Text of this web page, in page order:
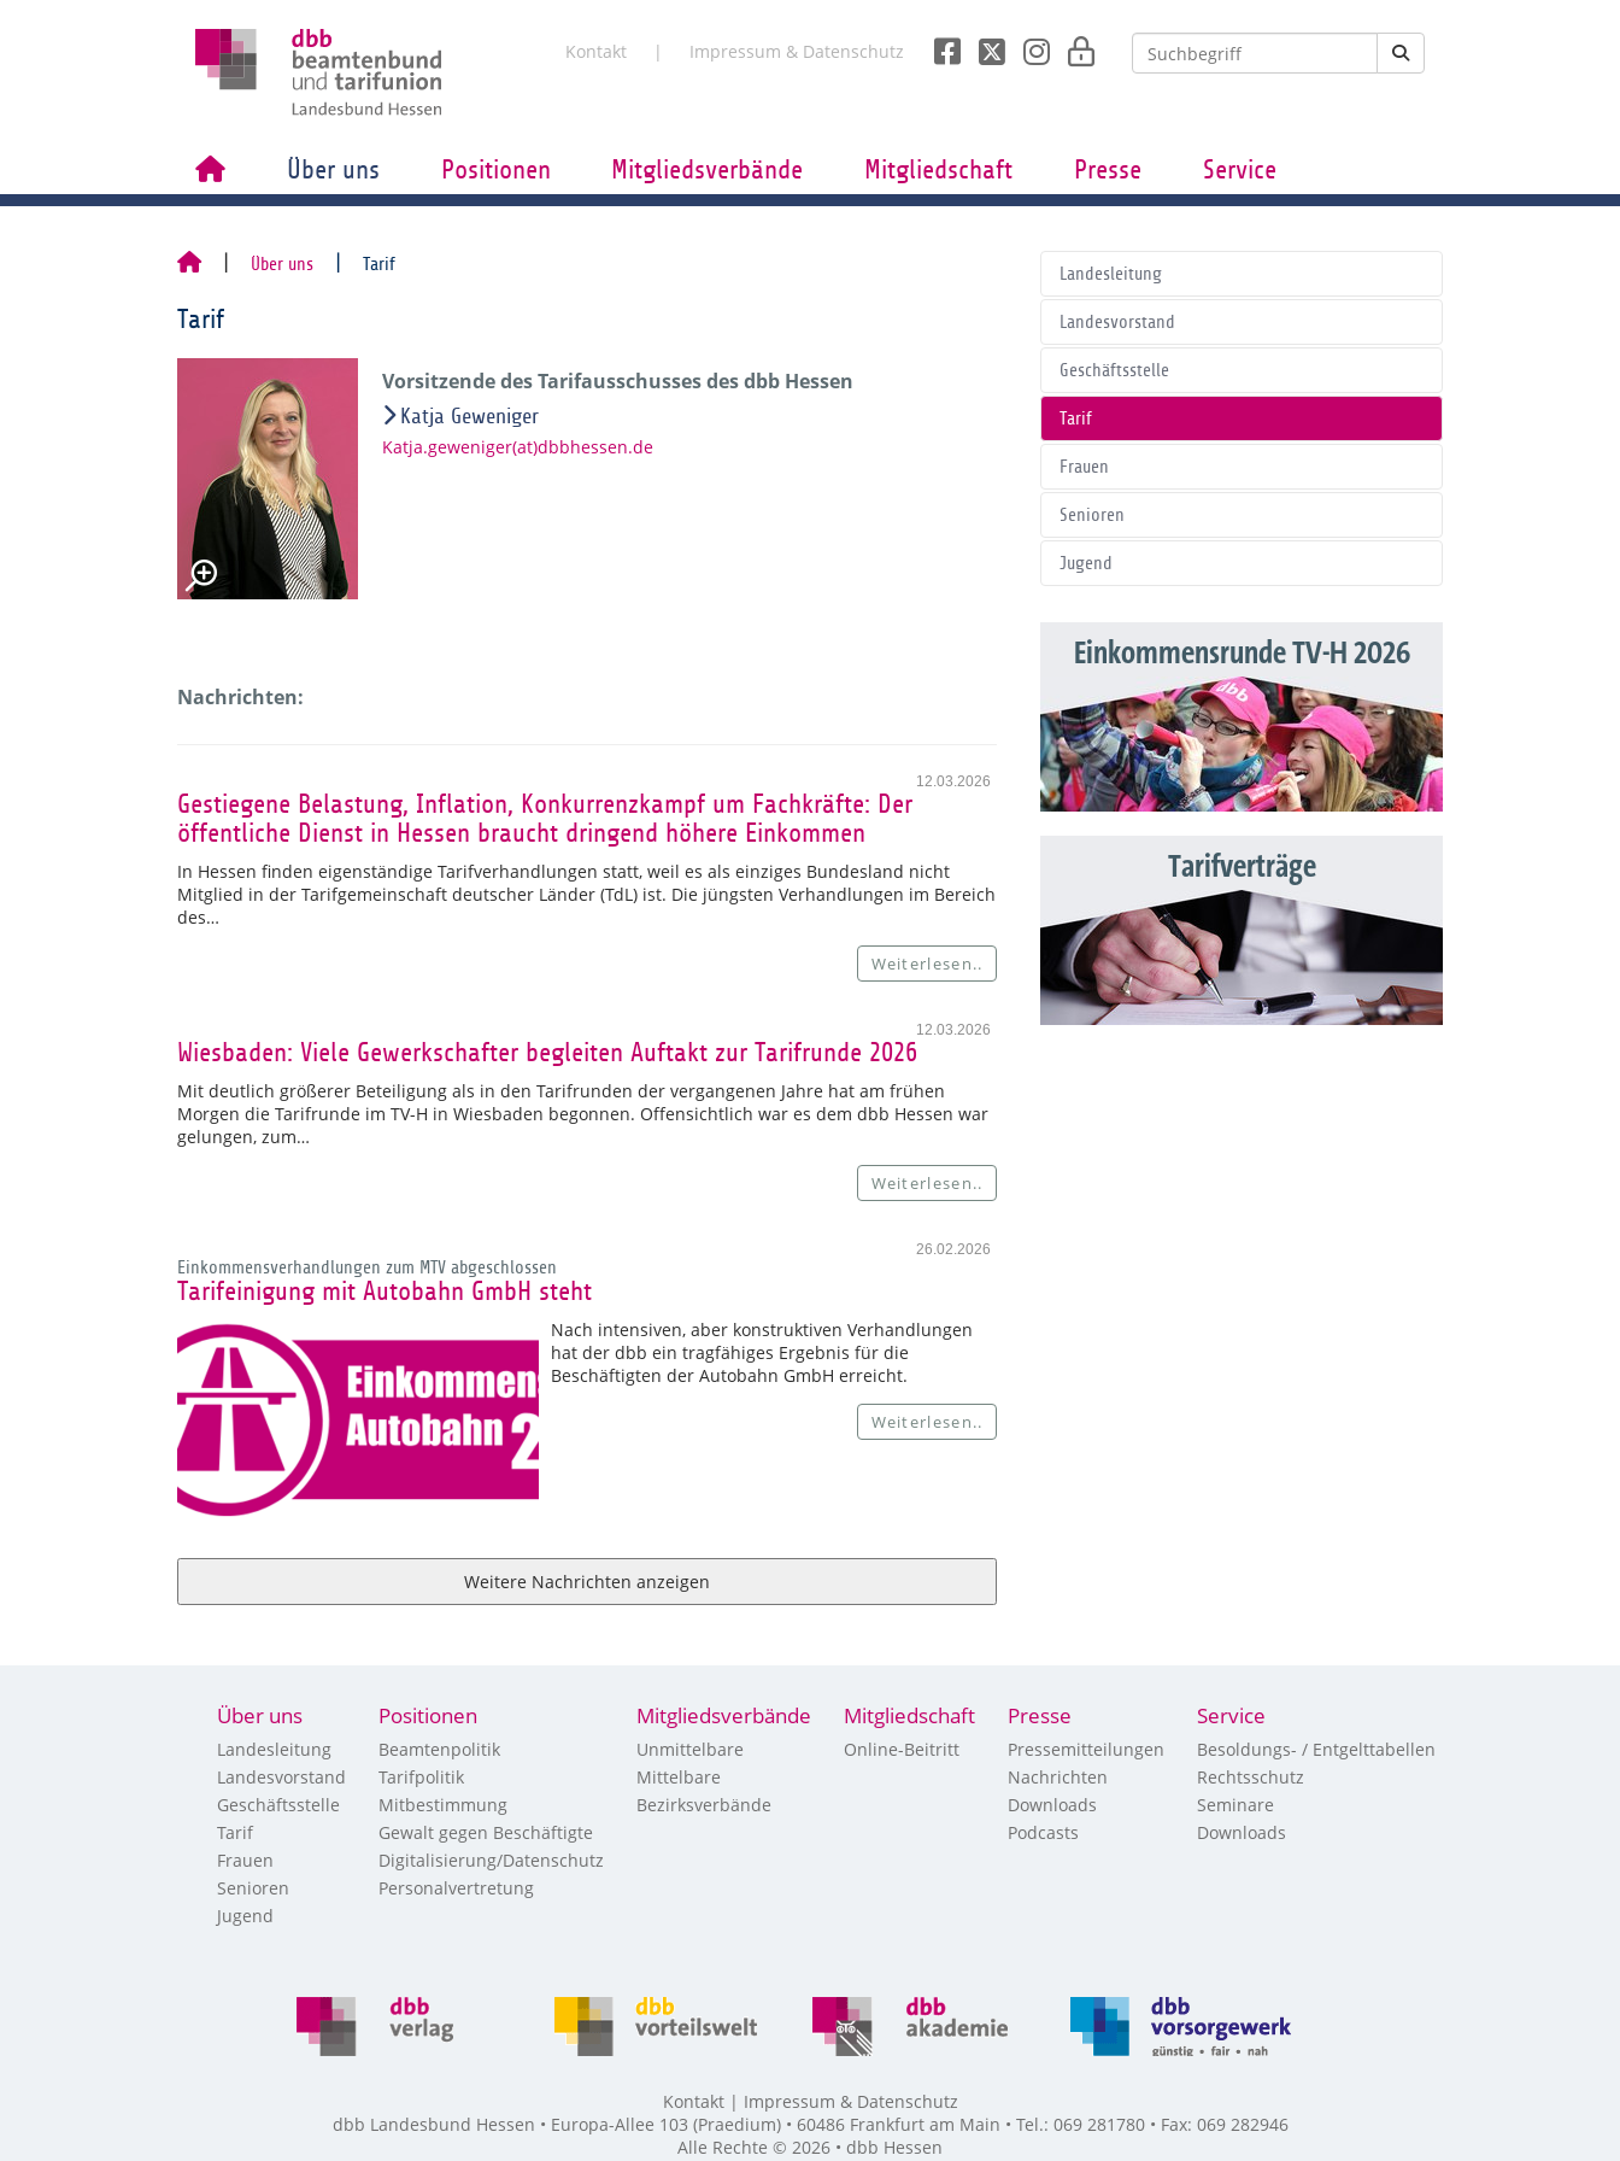
Kontakt Impressum & Datenschutz
Über uns Positionen Mitgliedsverbände Mitgliedschaft Presse Service
Über uns Tarif
Tarif
Vorsitzende des Tarifausschusses des dbb Hessen
Katja Geweniger
Katja.geweniger(at)dbbhessen.de
Nachrichten:
12.03.2026
Gestiegene Belastung, Inflation, Konkurrenzkampf um Fachkräfte: Der
öffentliche Dienst in Hessen braucht dringend höhere Einkommen
In Hessen finden eigenständige Tarifverhandlungen statt, weil es als einziges Bundesland nicht
Mitglied in der Tarifgemeinschaft deutscher Länder (TdL) ist. Die jüngsten Verhandlungen im Bereich
des…
Weiterlesen..
12.03.2026
Wiesbaden: Viele Gewerkschafter begleiten Auftakt zur Tarifrunde 2026
Mit deutlich größerer Beteiligung als in den Tarifrunden der vergangenen Jahre hat am frühen
Morgen die Tarifrunde im TV-H in Wiesbaden begonnen. Offensichtlich war es dem dbb Hessen war
gelungen, zum…
Weiterlesen..
26.02.2026
Einkommensverhandlungen zum MTV abgeschlossen
Tarifeinigung mit Autobahn GmbH steht
Nach intensiven, aber konstruktiven Verhandlungen
hat der dbb ein tragfähiges Ergebnis für die
Beschäftigten der Autobahn GmbH erreicht.
Weiterlesen..
Weitere Nachrichten anzeigen
Landesleitung
Landesvorstand
Geschäftsstelle
Tarif
Frauen
Senioren
Jugend
Einkommensrunde TV-H 2026
Tarifverträge
Über uns
Landesleitung
Landesvorstand
Geschäftsstelle
Tarif
Frauen
Senioren
Jugend
Positionen
Beamtenpolitik
Tarifpolitik
Mitbestimmung
Gewalt gegen Beschäftigte
Digitalisierung/Datenschutz
Personalvertretung
Mitgliedsverbände
Unmittelbare
Mittelbare
Bezirksverbände
Mitgliedschaft
Online-Beitritt
Presse
Pressemitteilungen
Nachrichten
Downloads
Podcasts
Service
Besoldungs- / Entgelttabellen
Rechtsschutz
Seminare
Downloads
Kontakt
Impressum & Datenschutz
dbb Landesbund Hessen • Europa-Allee 103 (Praedium) • 60486 Frankfurt am Main • Tel.: 069 281780 • Fax: 069 282946
Alle Rechte © 2026 • dbb Hessen